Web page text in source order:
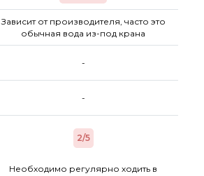
Зависит от производителя, часто это
обычная вода из-под крана
-
-
2/5
Необходимо регулярно ходить в